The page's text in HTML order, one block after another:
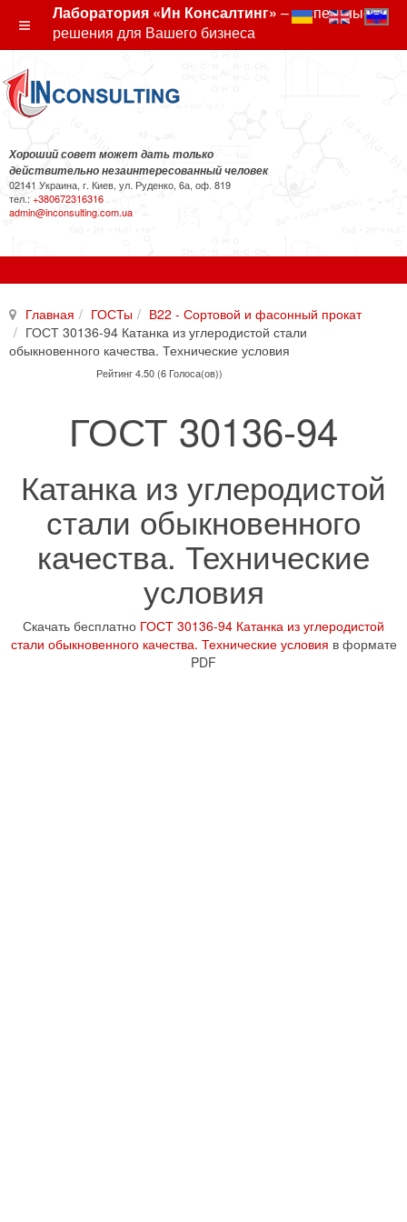
Лаборатория «Ин Консалтинг» – экспертные
решения для Вашего бизнеса
Хороший совет может дать только
действительно незаинтересованный человек
02141 Украина, г. Киев, ул. Руденко, 6а, оф. 819
тел.: +380672316316
admin@inconsulting.com.ua
Главная ГОСТы
В22 - Сортовой и фасонный прокат
ГОСТ 30136-94 Катанка из углеродистой стали
обыкновенного качества. Технические условия
Рейтинг 4.50 (6 Голоса(ов))
ГОСТ 30136-94
Катанка из углеродистой
стали обыкновенного
качества. Технические
условия
Скачать бесплатно ГОСТ 30136-94 Катанка из углеродистой
стали обыкновенного качества. Технические условия в формате
PDF